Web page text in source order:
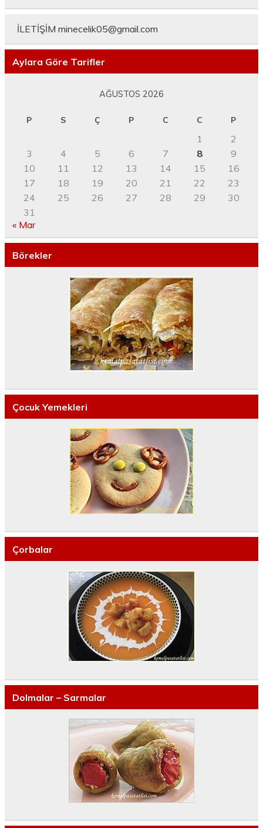
İLETİŞİM minecelik05@gmail.com
Aylara Göre Tarifler
AĞUSTOS 2026
P S Ç P C C P
1
2
3
4 5 6 7 8
9
10
11 12 13 14 15
16
17
18 19 20 21 22
23
24
25 26 27 28 29
30
31
« Mar
Börekler
Çocuk Yemekleri
Çorbalar
Dolmalar – Sarmalar